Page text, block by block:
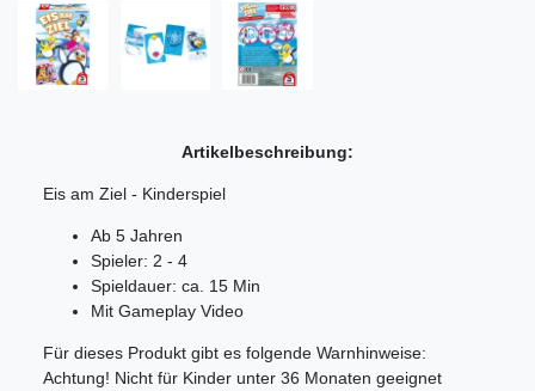
Artikelbeschreibung:
Eis am Ziel - Kinderspiel
Ab 5 Jahren
Spieler: 2 - 4
Spieldauer: ca. 15 Min
Mit Gameplay Video
Für dieses Produkt gibt es folgende Warnhinweise:
Achtung! Nicht für Kinder unter 36 Monaten geeignet